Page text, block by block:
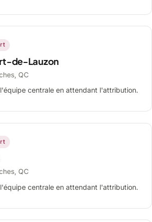
de-Lauzon
QC
centrale en attendant l'attribution.
QC
centrale en attendant l'attribution.